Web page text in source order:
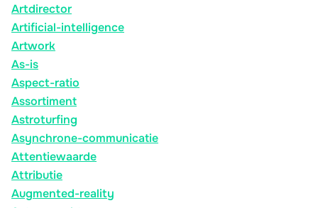
Artdirector
Artificial-intelligence
Artwork
As-is
Aspect-ratio
Assortiment
Astroturfing
Asynchrone-communicatie
Attentiewaarde
Attributie
Augmented-reality